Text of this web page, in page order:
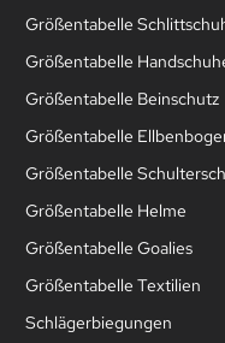
Größentabelle
Größentabelle
Größentabelle Beinschutz
Größentabelle
Größentabelle
Größentabelle Helme
Größentabelle Goalies
Größentabelle Textilien
Schlägerbiegungen